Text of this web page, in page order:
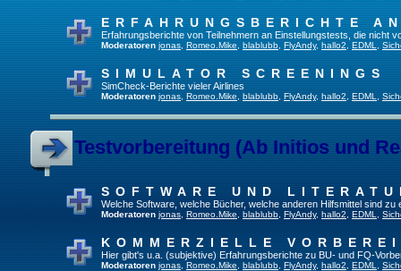
ERFAHRUNGSBERICHTE
Erfahrungsberichte von Teilnehmern an Einstellungstests, die nicht
Moderatoren jonas Romeo.Mike blablubb FlyAndy, hallo2 EDML
SIMULATOR SCREENINGS
SimCheck-Berichte vieler Airlines
Moderatoren jonas Romeo.Mike blablubb FlyAndy, hallo2 EDML
Testvorbereitung (Ab Initios und
SOFTWARE UND
Welche Software, welche Bücher, welche anderen Hilfsmittel sind zu
Moderatoren jonas Romeo.Mike blablubb FlyAndy, hallo2 EDML
KOMMERZIELLE
Hier gibt's u.a. (subjektive) Erfahrungsberichte zu BU- und FQ-
Moderatoren jonas Romeo.Mike blablubb FlyAndy, hallo2 EDML